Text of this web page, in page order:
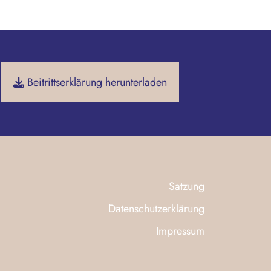
Beitrittserklärung herunterladen
Satzung
Datenschutzerklärung
Impressum